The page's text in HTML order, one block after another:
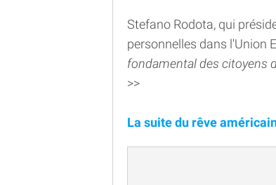
Stefano Rodota, qui
personnelles dans l'Union
fondamental des citoyens
>>
La suite du rêve